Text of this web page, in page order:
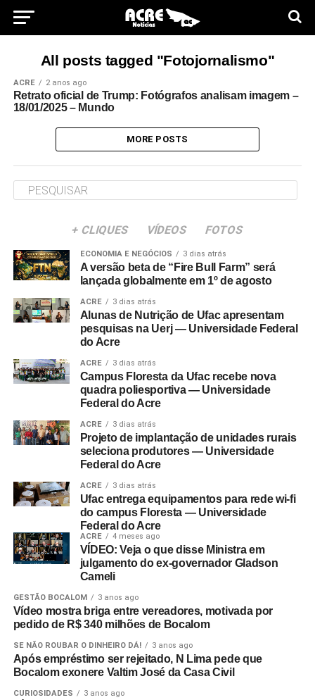
All posts tagged "Fotojornalismo"
ACRE 2 anos ago
Retrato oficial de Trump: Fotógrafos analisam imagem –
18/01/2025 – Mundo
MORE POSTS
+ CLIQUES VÍDEOS FOTOS
ECONOMIA E NEGÓCIOS 3 dias atrás
A versão beta de “Fire Bull Farm” será
lançada globalmente em 1º de agosto
ACRE 3 dias atrás
Alunas de Nutrição de Ufac apresentam
pesquisas na Uerj — Universidade Federal
do Acre
ACRE 3 dias atrás
Campus Floresta da Ufac recebe nova
quadra poliesportiva — Universidade
Federal do Acre
ACRE 3 dias atrás
Projeto de implantação de unidades rurais
seleciona produtores — Universidade
Federal do Acre
ACRE 3 dias atrás
Ufac entrega equipamentos para rede wi-fi
do campus Floresta — Universidade
Federal do Acre
ACRE 4 meses ago
VÍDEO: Veja o que disse Ministra em
julgamento do ex-governador Gladson
Cameli
GESTÃO BOCALOM 3 anos ago
Vídeo mostra briga entre vereadores, motivada por
pedido de R$ 340 milhões de Bocalom
SE NÃO ROUBAR O DINHEIRO DÁ! 3 anos ago
Após empréstimo ser rejeitado, N Lima pede que
Bocalom exonere Valtim José da Casa Civil
CURIOSIDADES 3 anos ago